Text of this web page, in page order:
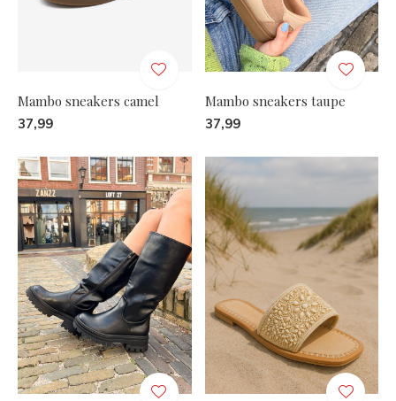
Mambo sneakers camel
37,99
Mambo sneakers taupe
37,99